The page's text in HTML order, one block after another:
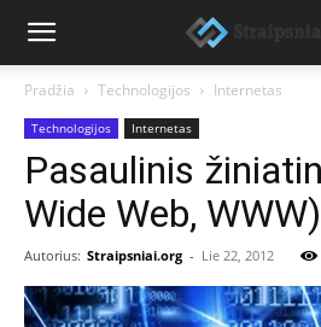
Pradžia Technologijos Internetas
Technologijos Internetas
Pasaulinis
Wide Web, WWW)
Autorius: Straipsniai.org - Lie 22, 2012